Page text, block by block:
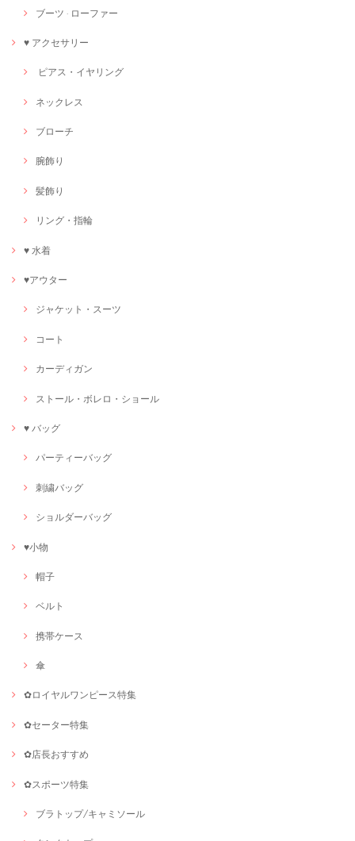
ブーツ · ローファー
♥ アクセサリー
ピアス・イヤリング
ネックレス
ブローチ
腕飾り
髪飾り
リング・指輪
♥ 水着
♥アウター
ジャケット・スーツ
コート
カーディガン
ストール・ボレロ・ショール
♥ バッグ
パーティーバッグ
刺繍バッグ
ショルダーバッグ
♥小物
帽子
ベルト
携帯ケース
傘
✿ロイヤルワンピース特集
✿セーター特集
✿店長おすすめ
✿スポーツ特集
ブラトップ/キャミソール